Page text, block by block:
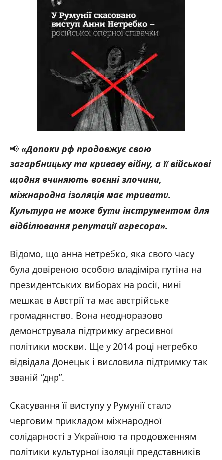
📢 «Допоки рф продовжує свою
загарбницьку та криваву війну, а її військові
щодня вчиняють воєнні злочини,
міжнародна ізоляція має тривати.
Культура не може бути інструментом для
відбілювання репутації агресора».
Відомо, що анна нетребко, яка свого часу
була довіреною особою владіміра путіна на
президентських виборах на росії, нині
мешкає в Австрії та має австрійське
громадянство. Вона неодноразово
демонструвала підтримку агресивної
політики москви. Ще у 2014 році нетребко
відвідала Донецьк і висловила підтримку так
званій “днр”.
Скасування її виступу у Румунії стало
черговим прикладом міжнародної
солідарності з Україною та продовженням
політики культурної ізоляції представників